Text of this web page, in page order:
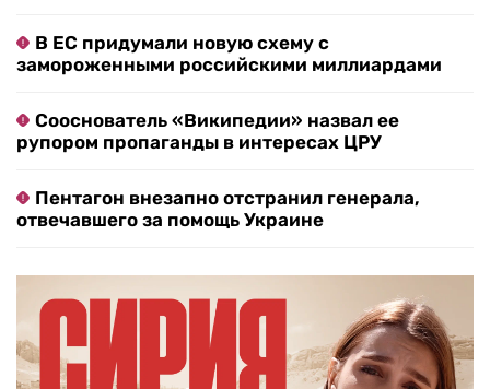
В ЕС придумали новую схему с
замороженными российскими миллиардами
Сооснователь «Википедии» назвал ее
рупором пропаганды в интересах ЦРУ
Пентагон внезапно отстранил генерала,
отвечавшего за помощь Украине